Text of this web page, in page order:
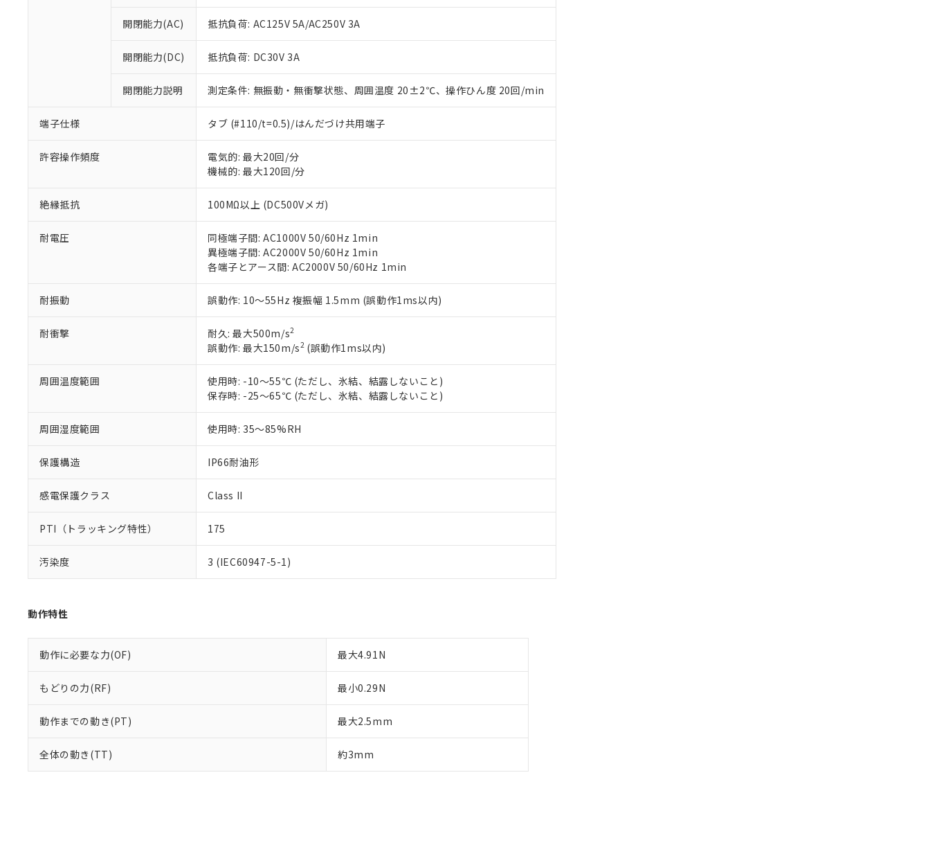
開閉能力(AC) 抵抗負荷: AC125V 5A/AC250V 3A
開閉能力(DC) 抵抗負荷: DC30V 3A
開閉能力説明 測定条件: 無振動・無衝撃状態、周囲温度 20±2℃、操作ひん度 20回/min
端子仕様 タブ (#110/t=0.5)/はんだづけ共用端子
許容操作頻度
電気的: 最大20回/分
機械的: 最大120回/分
絶縁抵抗 100MΩ以上 (DC500Vメガ)
耐電圧
同極端子間: AC1000V 50/60Hz 1min
異極端子間: AC2000V 50/60Hz 1min
各端子とアース間: AC2000V 50/60Hz 1min
耐振動 誤動作: 10～55Hz 複振幅 1.5mm (誤動作1ms以内)
耐衝撃 耐久: 最大500m/s2
誤動作: 最大150m/s2(誤動作1ms以内)
周囲温度範囲
使用時: -10～55℃ (ただし、氷結、結露しないこと)
保存時: -25～65℃ (ただし、氷結、結露しないこと)
周囲湿度範囲 使用時: 35～85%RH
保護構造 IP66耐油形
感電保護クラス Class II
PTI（トラッキング特性） 175
汚染度 3 (IEC60947-5-1)
動作特性
動作に必要な力(OF) 最大4.91N
もどりの力(RF) 最小0.29N
動作までの動き(PT) 最大2.5mm
全体の動き(TT) 約3mm
ご利用条件
以下の条件をお読みいただき、同意のうえご利用ください。
本サービスは、当社制御機器事業取扱商品の当社在庫状況および標準価格(税抜)を提供させていただ
くものです。
当社制御機器事業取扱商品の中には、本サービスの対象外となる商品もあることをご了承ください。
在庫状況および標準価格照会結果は、記載している更新日時点での社内データに基づき作成されるも
のであり、閲覧された時点での実際の在庫および標準価格とは異なる場合があることをご了承くださ
い。
正式な納期状況および標準価格はお客様のお取引先、またはお客様担当のオムロン制御機器販売店・
当社販売員にご相談ください。
オムロン制御機器販売店や当社販売拠点は「販売ネットワーク
」をご確認ください。
在庫状況および標準価格結果を当社の事前の承諾なく第三者に漏洩または開示しないようお願いしま
す。
マイパーツ機能（部品リスト作成サービス）をご利用いただくには、I-Webメンバーズにご登録され
お客様が当ウェブサイト上で当社にご登録された部品リストについて、当社および当社の共同利用者
が、当社の製品・サービスに関するお客様との取引・商談に必要な範囲で利用することをご了承くだ
さい。
※当社の共同利用者とは、
いる法人を指します。
※1 対応状況
対応予定：EU RoHS指令（10物質）の非含有に対応した製品に切り替える予定のある商品です。
対応予定なし：EU RoHS指令（10物質）の非含有に非対応の商品で、対応品を出す予定はありません。
調査・確認中：EU RoHS指令（10物質）の非含有の対応状況を調査中または確認中の商品です。
非該当品：ライセンス料など無形物で、有害物質有無と関係のない商品です。
仕入先様の事情により、非含有部品としていたものが、含有品と判明した場合などやむを得ず変更すること
があります。
鉛(Pb) 1000ppm以下、 水銀(Hg) 1000ppm以下、 カドミウム(Cd) 100ppm以下、
ル（DBP） 1000ppm以下、フタル酸ジイソブチル (DIBP) 1000ppm以下
但し、RoHS指令で産業用監視および制御機器に対する適用除外項目は除く。
フタル酸エステル類の４物質については閾値を超える意図的な使用がないことを確認しています。
※2 対応予定月
部品在庫の切り替え状況などにより、予定月が前後することがあります。
※3 非含有証明書ダウンロード
下記の非含有証明書をダウンロードすることができます。
EU RoHS指令（10物質）の非含有証明書
51物質の非含有証明書（当社基準）
※本証明書は発行日時点で非含有を証明するもので、過去に遡って非含有を証明するものではありません。
また、RoHS指令のフタル酸エステル類４物質の対応では、対応完了までの期間は出荷製品に未対応品が
り割愛しております。
※1 中国RoHS○×表
「○」：最大均質材料含有率が中国RoHSの基準値以下であることを示します。
「×」：最大均質材料含有率が中国RoHSの基準値を超えていることを示します。
「－」：未確認です。当社販売部門へお問い合わせください。
*中国RoHS10物質の基準値 (GB/T26572)：
Pb(鉛) :1000ppm、 Hg(水銀) : 1000ppm、 Cd(カドミウム) : 100ppm、
Cr(Ⅵ)(六価クロム) : 1000ppm、 PBBs(ポリ臭化ビフェニル類) : 1000ppm、 PBDEs(ポリ臭化ジフェニルエーテル類) : 1000ppm、
DBP(フタル酸ジブチル) : 1000ppm、 DIBP(フタル酸ジイソブチル) : 1000ppm、 BBP(フタル酸ブチルベンジル) : 1000ppm、
※2 環境保護使用期限
「ｅ」：有害物質（10物質）のすべてが基準値以下であることを示します。
「10」：通常の使用状況下において有害物質が外部に漏えいし、環境に深刻な影響を及ぼさない年数を意
味します。
「－」：未確認です。当社販売部門へお問い合わせください。
当社は、これら貴社製品のうち、外国為替および外国貿易法に定める商品（以下｢規制貨物等」とい
う）を輸出または国外への提供する場合は、日本国政府の輸出許可(または役務取引許可)を取得する
当社は規制貨物を破棄する場合は、完全に破砕するなど、違法に輸出されないよう必要な手段を講じ
ます。
当社は貴社製品を、核兵器、ミサイル、化学兵器、生物兵器またはその他武器並びにこれらの製造装
置等に一切使用いたしません。
当社は、貴社製品を第三者に販売する場合は、上記1、2および3の内容を当該第三者に通知します。
また当社は、販売先および販売に係わる関係者が違法に輸出するおそれがある場合は、取り引きをい
たしません。
合意する
記
号
説明
○ 一定数以上の在庫あり
△ 一定数には満たないが在庫あり
－
在庫なし(最新の在庫状況については、お客様のお取引先、またはお客様担当のオムロン制御
機器販売店・当社販売員にご確認ください)
空
白
受注生産機種、また在庫状況の情報を公開していない機種